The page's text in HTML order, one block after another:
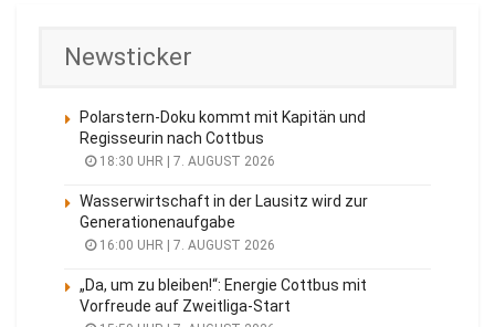
Newsticker
Polarstern-Doku kommt mit Kapitän und
Regisseurin nach Cottbus
18:30 UHR | 7. AUGUST 2026
Wasserwirtschaft in der Lausitz wird zur
Generationenaufgabe
16:00 UHR | 7. AUGUST 2026
„Da, um zu bleiben!“: Energie Cottbus mit
Vorfreude auf Zweitliga-Start